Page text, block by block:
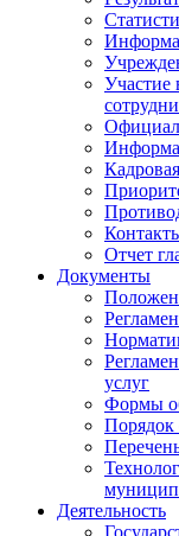
Участие
Отчет
Документы
услуг
Формы
Порядок
Деятельность